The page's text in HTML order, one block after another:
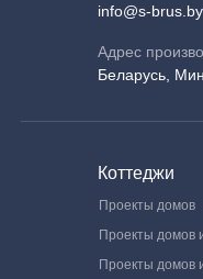
info@s-brus.by
Адрес
Беларусь,
Коттеджи
Проекты домов
Проекты домов
Проекты домов